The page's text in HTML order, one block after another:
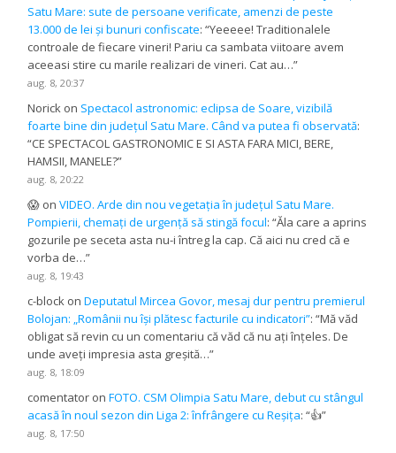
Satu Mare: sute de persoane verificate, amenzi de peste
13.000 de lei și bunuri confiscate: “Yeeeee! Traditionalele
controale de fiecare vineri! Pariu ca sambata viitoare avem
aceeasi stire cu marile realizari de vineri. Cat au…”
aug. 8, 20:37
Norick on Spectacol astronomic: eclipsa de Soare, vizibilă
foarte bine din județul Satu Mare. Când va putea fi observată:
“CE SPECTACOL GASTRONOMIC E SI ASTA FARA MICI, BERE,
HAMSII, MANELE?”
aug. 8, 20:22
😱 onVIDEO. Arde din nou vegetația în județul Satu Mare.
Pompierii, chemați de urgență să stingă focul: “Ăla care a aprins
gozurile pe seceta asta nu-i întreg la cap. Că aici nu cred că e
vorba de…”
aug. 8, 19:43
c-block onDeputatul Mircea Govor, mesaj dur pentru premierul
Bolojan: „Românii nu își plătesc facturile cu indicatori”: “Mă văd
obligat să revin cu un comentariu că văd că nu ați înțeles. De
unde aveți impresia asta greșită…”
aug. 8, 18:09
comentator onFOTO. CSM Olimpia Satu Mare, debut cu stângul
acasă în noul sezon din Liga 2: înfrângere cu Reșița: “👍”
aug. 8, 17:50